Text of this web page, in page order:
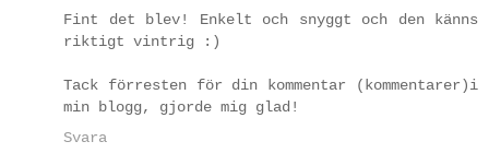
Fint det blev! Enkelt och snyggt och den känns
riktigt vintrig :)
Tack förresten för din kommentar (kommentarer)i
min blogg, gjorde mig glad!
Svara